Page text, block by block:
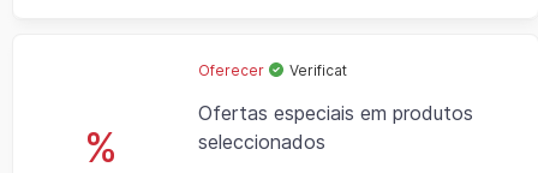
%
Oferecer Verificat
Ofertas especiais em produtos
seleccionados